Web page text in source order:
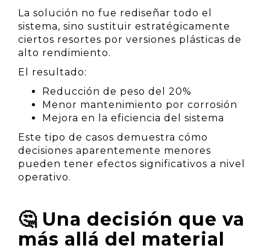
La solución no fue rediseñar todo el
sistema, sino sustituir estratégicamente
ciertos resortes por versiones plásticas de
alto rendimiento.
El resultado:
Reducción de peso del 20%
Menor mantenimiento por corrosión
Mejora en la eficiencia del sistema
Este tipo de casos demuestra cómo
decisiones aparentemente menores
pueden tener efectos significativos a nivel
operativo.
🤔 Una decisión que va
más allá del material